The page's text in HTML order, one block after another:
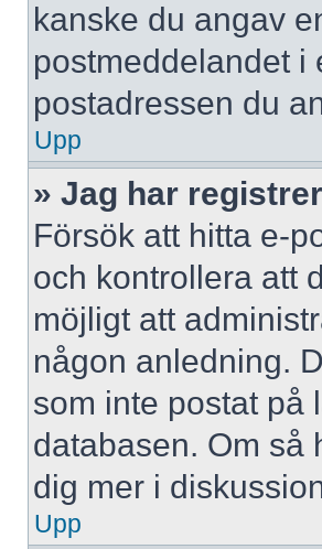
kanske du angav
postmeddelandet i
postadressen du
Upp
» Jag har
Försök att hitta e-
och kontrollera att
möjligt att
någon anledning.
som inte postat på
databasen. Om så
dig mer i
Upp